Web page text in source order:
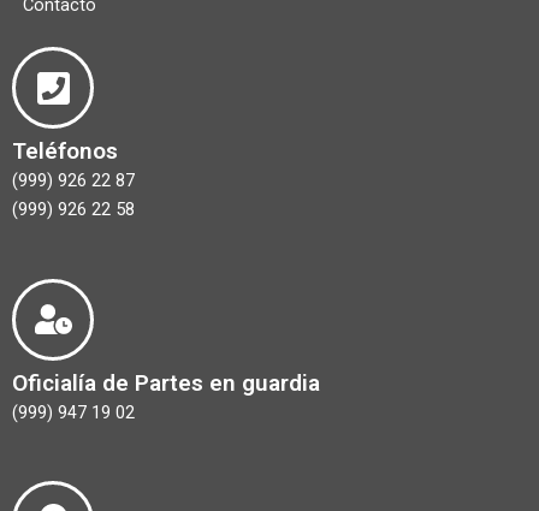
Contacto
Teléfonos
(999) 926 22 87
(999) 926 22 58
Oficialía de Partes en guardia
(999) 947 19 02